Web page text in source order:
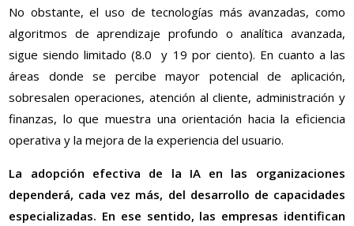
No obstante, el uso de tecnologías más avanzadas, como
algoritmos de aprendizaje profundo o analítica avanzada,
sigue siendo limitado (8.0 y 19 por ciento). En cuanto a las
áreas donde se percibe mayor potencial de aplicación,
sobresalen operaciones, atención al cliente, administración y
finanzas, lo que muestra una orientación hacia la eficiencia
operativa y la mejora de la experiencia del usuario.
La adopción efectiva de la IA en las organizaciones
dependerá, cada vez más, del desarrollo de capacidades
especializadas. En ese sentido, las empresas identifican